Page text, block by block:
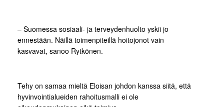
– Suomessa sosiaali- ja terveydenhuolto yskii jo
ennestään. Näillä toimenpiteillä hoitojonot vain
kasvavat, sanoo Rytkönen.
Tehy on samaa mieltä Eloisan johdon kanssa siitä, että
hyvinvointialueiden rahoitusmalli ei ole